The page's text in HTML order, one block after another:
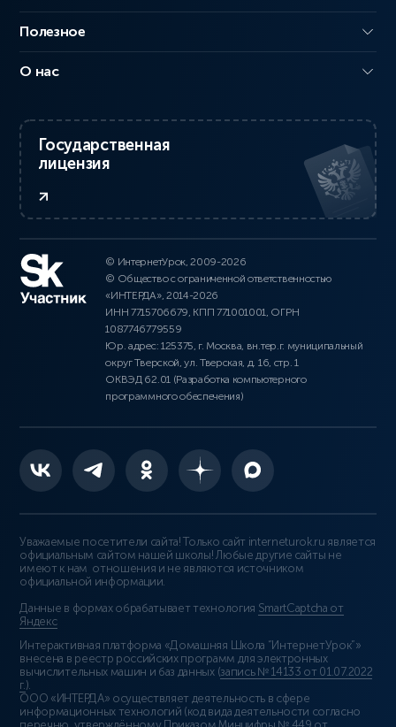
Полезное
О нас
Государственная
лицензия
© ИнтернетУрок, 2009-2026
© Общество с ограниченной ответственностью
«ИНТЕРДА», 2014-2026
ИНН 7715706679, КПП 771001001, ОГРН
1087746779559
Юр. адрес: 125375, г. Москва, вн.тер.г. муниципальный
округ Тверской, ул. Тверская, д. 16, стр. 1
ОКВЭД 62.01 (Разработка компьютерного
программного обеспечения)
Уважаемые посетители сайта! Только сайт interneturok.ru является
официальным сайтом нашей школы! Любые другие сайты не
имеют к нам отношения и не являются источником
официальной информации.
Данные в формах обрабатывает технология SmartCaptcha от
Яндекс
Интерактивная платформа «Домашняя Школа “ИнтернетУрок”»
внесена в реестр российских программ для электронных
вычислительных машин и баз данных (запись № 14133 от 01.07.2022
г.).
ООО «ИНТЕРДА» осуществляет деятельность в сфере
информационных технологий (код вида деятельности согласно